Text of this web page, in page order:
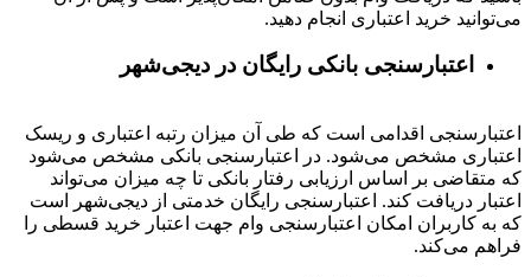
می‌توانید خرید اعتباری انجام دهید.
اعتبارسنجی بانکی رایگان در دیجی‌شهر
اعتبارسنجی اقدامی است که طی آن میزان رتبه اعتباری و ریسک
اعتباری مشخص می‌شود. در اعتبارسنجی بانکی مشخص می‌شود
که متقاضی بر اساس ارزیابی رفتار بانکی تا چه میزان می‌تواند
اعتبار دریافت کند. اعتبارسنجی رایگان خدمتی از دیجی‌شهر است
که به کاربران امکان اعتبارسنجی وام جهت اعتبار خرید قسطی را
فراهم می‌کند.